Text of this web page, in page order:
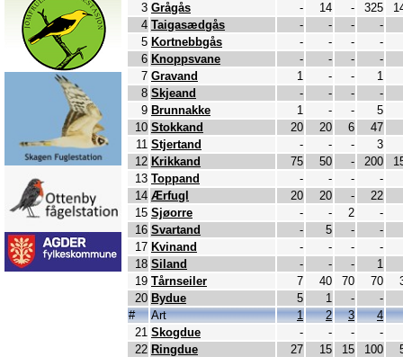
3 Grågås - 14 - 325
4 Taigasædgås - - -
-
5 Kortnebbgås - - -
-
6 Knoppsvane - - -
-
7 Gravand 1 - -
1
8 Skjeand - - -
-
9 Brunnakke 1 - -
5
10 Stokkand 20 20 6
47
11 Stjertand - - -
3
12 Krikkand 75 50 - 200
13 Toppand - - -
-
14 Ærfugl 20 20 -
22
15 Sjøorre - - 2
-
16 Svartand - 5 -
-
17 Kvinand - - -
-
18 Siland - - -
1
19 Tårnseiler 7 40 70 70
20 Bydue 5 1 -
-
#
Art 1 2 3
4
21 Skogdue - - -
-
22 Ringdue 27 15 15 100